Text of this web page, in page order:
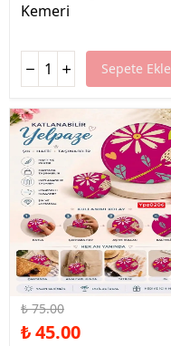
Kemeri
Sepete Ekle
%40 İndirim
₺ 75.00
₺ 45.00